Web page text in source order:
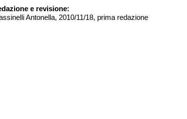
e revisione:
Antonella, 2010/11/18, prima redazione